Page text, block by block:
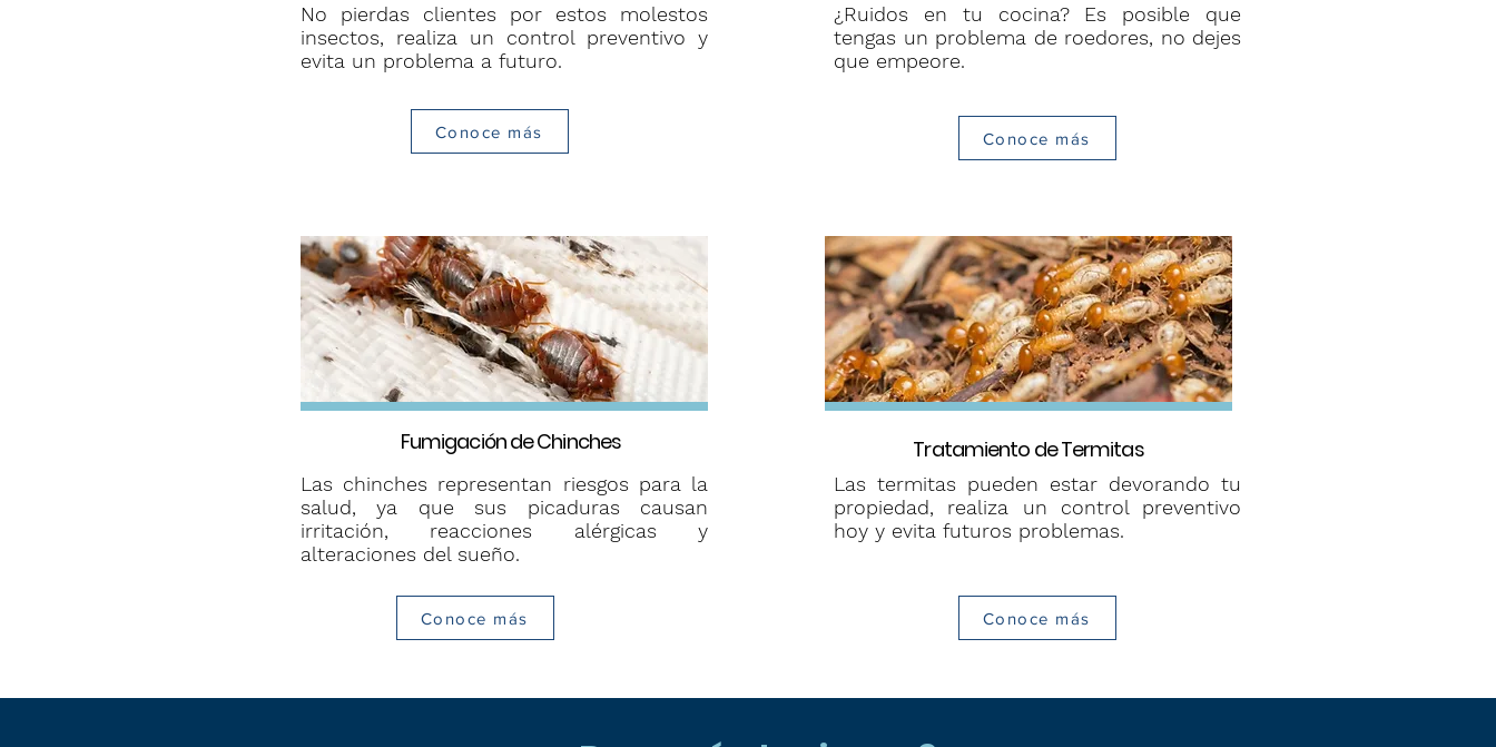
No pierdas clientes por estos molestos
insectos, realiza un control preventivo y
evita un problema a futuro.
Conoce más
Fumigación de Chinches
Las chinches representan riesgos para la
salud, ya que sus picaduras causan
irritación, reacciones alérgicas y
alteraciones del sueño.
Conoce más
¿Ruidos en tu cocina? Es posible que
tengas un problema de roedores, no dejes
que empeore.
Conoce más
Tratamiento de Termitas
Las termitas pueden estar devorando tu
propiedad, realiza un control preventivo
hoy y evita futuros problemas.
Conoce más